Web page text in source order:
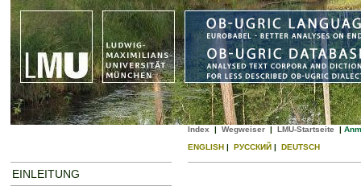
Index | Wegweiser| LMU-Startseite |
ENGLISH| РУССКИЙ| DEUTSCH
EINLEITUNG